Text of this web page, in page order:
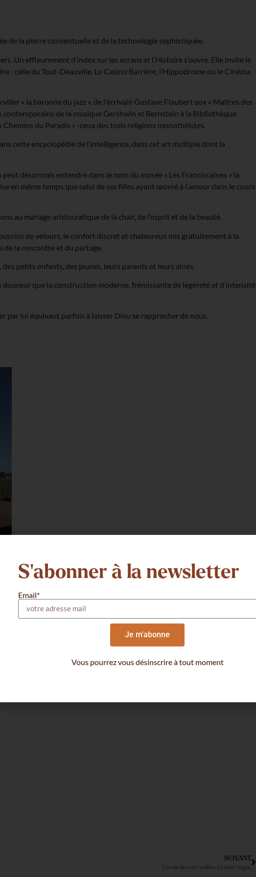
de la pierre conventuelle et de la technologie sophistiquée.
Un effleurement d’index sur les écrans et l’Histoire s’ouvre. Elle invite le
: celle du Tout-Deauville. Le Casino Barrière, l’Hippodrome ou le Cinéma
« la baronne du jazz », de l’écrivain Gustave Flaubert aux « Maîtres des
contemporains de la musique Gershwin et Bernstein à la Bibliothèque
du Paradis » -ceux des trois religions monothéistes.
cette encyclopédie de l’intelligence, dans cet art multiple dont la
désormais entendre dans le nom du musée « Les Franciscaines » la
en même temps que celui de ses filles ayant œuvré à l’amour dans le cours
au mariage aristocratique de la chair, de l’esprit et de la beauté.
de velours, le confort discret et chaleureux mis gratuitement à la
la rencontre et du partage.
petits enfants, des jeunes, leurs parents et leurs aînés.
que la construction moderne, frémissante de légèreté et d’intensité
par lui équivaut parfois à laisser Dieu se rapprocher de nous.
on peut désormais entendre dans le nom du musée « Les
le frère universel d’Assise en même temps que celui de ses filles
passées. Sœur Brigitte Desserre
SUIVANT
L’école des merveilles, à Lomé (Togo)
S'abonner à la newsletter
Email*
Je m'abonne
Vous pourrez vous désinscrire à tout moment